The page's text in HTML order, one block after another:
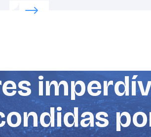
Read more about: